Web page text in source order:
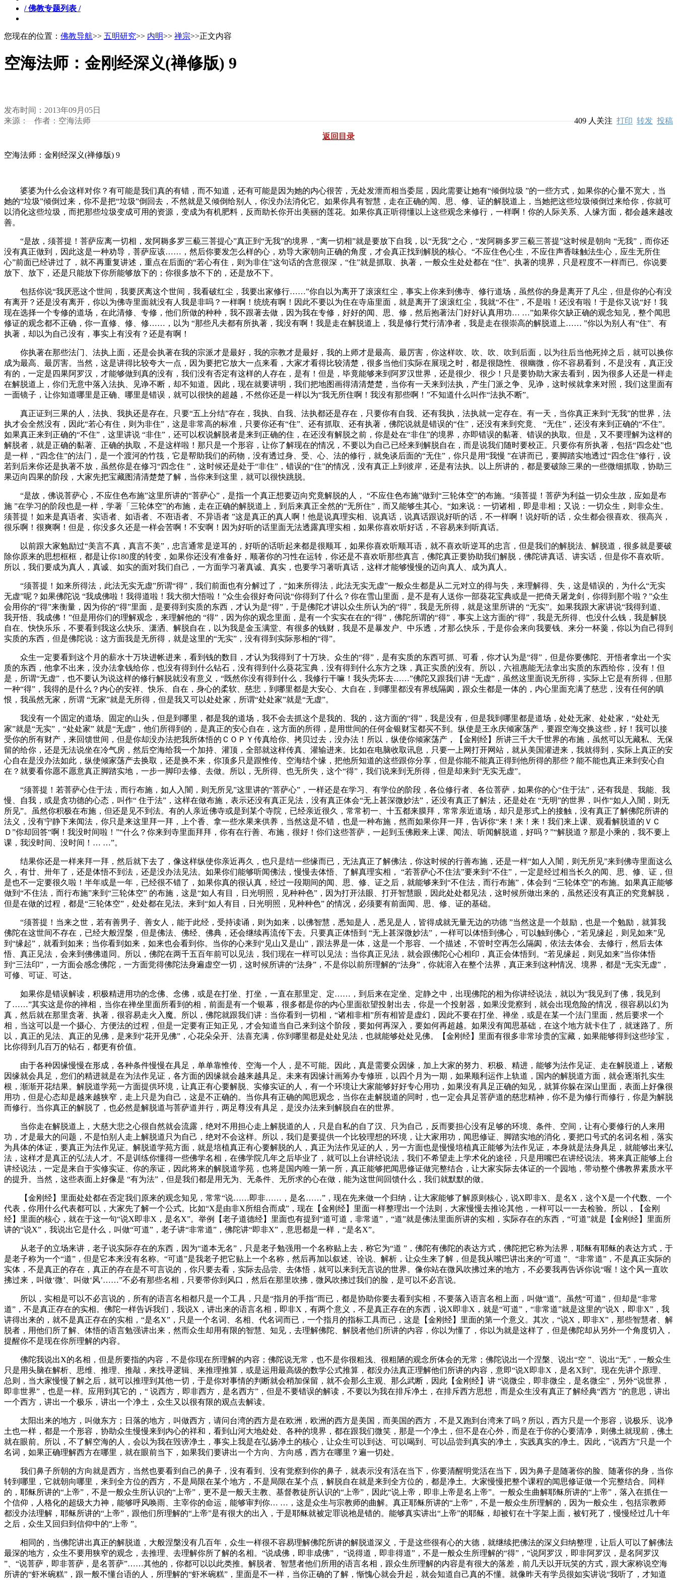
/ 佛教专题列表 /
您现在的位置： 佛教导航>> 五明研究>> 内明>> 禅宗>>正文内容
空海法师：金刚经深义(禅修版) 9
发布时间：2013年09月05日
来源： 作者：空海法师
409人关注 打印 转发 投稿
返回目录
空海法师：金刚经深义(禅修版) 9
婆婆为什么会这样对你？有可能是我们真的有错，而不知道，还有可能是因为她的内心很苦，无处发泄而相当委屈，因此需要让她有“倾倒垃圾 ”的一些方式，如果你的心量不宽大，当
她的“垃圾”倾倒过来，你不是把“垃圾”倒回去，不然就是又倾倒给别人，你没办法消化它。如果你具有智慧，走在正确的闻、思、修、证的解脱道上，当她把这些垃圾倾倒过来给你，你就可
以消化这些垃圾，而把那些垃圾变成可用的资源，变成为有机肥料，反而助长你开出美丽的莲花。如果你真正听得懂以上这些观念来修行，一样啊！你的人际关系、人缘方面，都会越来越改
善。
“是故，须菩提！菩萨应离一切相，发阿耨多罗三藐三菩提心”真正到“无我”的境界，“离一切相”就是要放下自我，以“无我”之心，“发阿耨多罗三藐三菩提”这时候是朝向 “无我”，而你还
没有真正做到，因此这是一种劝导，菩萨应该……，然后你要发怎么样的心，劝导大家朝向正确的角度，才会真正找到解脱的核心。“不应住色心生，不应住声香味触法生心，应生无所住
心”前面已经讲过了，就不再重复讲述，重点在后面的“若心有住，则为非住”这句话的含意很深，“住”就是抓取、执著，一般众生处处都在 “住”、执著的境界，只是程度不一样而已。你说要
放下、放下，还是只能放下你所能够放下的；你很多放不下的，还是放不下。
包括你说“我厌恶这个世间，我要厌离这个世间，我看破红尘，我要出家修行……”你自以为离开了滚滚红尘，事实上你来到佛寺、修行道场，虽然你的身是离开了凡尘，但是你的心有没
有离开？还是没有离开，你以为佛寺里面就没有人我是非吗？一样啊！统统有啊！因此不要以为住在寺庙里面，就是离开了滚滚红尘，我就“不住”，不是啦！还没有啦！于是你又说“好！我
现在选择一个专修的道场，在此清修、专修，他们所做的种种，我不跟著去做，因为我在专修，好好的闻、思、修，然后抱著法门好好认真用功… …”如果你欠缺正确的观念知见，整个闻思
修证的观念都不正确，你一直修、修、修……，以为 “那些凡夫都有所执著，我没有啊！我是走在解脱道上，我是修行梵行清净者，我是走在很崇高的解脱道上…… ”你以为别人有“住”、有
执著，却以为自己没有，事实上有没有？还是有啊！
你执著在那些法门、法执上面，还是会执著在我的宗派才是最好，我的宗教才是最好，我的上师才是最高、最厉害，你这样吹、吹、吹、吹到后面，以为往后当他死掉之后，就可以换你
成为最高、最厉害。当然，这是讲得比较夸大一点，因为要把它放大一点来看，大家才看得比较清楚，很多当他们实际在展现之时，都是很隐性、很幽微，你不容易看到，不是没有，真正没
有的，一定是四果阿罗汉，才能够做到真的没有，我们没有否定有这样的人存在，是有！但是，毕竟能够来到阿罗汉世界，还是很少、很少！只是要协助大家去看到，因为很多人还是一样走
在解脱道上，你们无意中落入法执、见诤不断，却不知道。因此，现在就要讲明，我们把地图画得清清楚楚，当你有一天来到法执，产生门派之争、见诤，这时候就拿来对照，我们这里面有
一面镜子，让你知道哪里是正确、哪里是错误，就可以很快的超越，不然你还是一样以为“我无所住啊！我没有那些啊！”不知道什么叫作“法执不断”。
真正证到三果的人，法执、我执还是存在。只要“五上分结”存在，我执、自我、法执都还是存在，只要你有自我、还有我执，法执就一定存在。有一天，当你真正来到“无我”的世界，法
执才会全然没有，因此“若心有住，则为非住”，这是非常高的标准，只要你还有“住”、还有抓取、还有执著，佛陀说就是错误的“住”，还没有来到究竟、 “无住”，还没有来到正确的“不住”。
如果真正来到正确的“不住”，这里讲说 “非住”，还可以权说解脱者是来到正确的住，在还没有解脱之前，你是处在“非住”的境界，亦即错误的黏著、错误的执取。但是，又不要理解为这样的
解脱者，就是正确的黏著、正确的执取，不是这样啦！那只是一个形容，让你了解现在的情况，不要以为自己已经来到解脱自在，而是说我们随时要校正。只要你有所执著，包括“四念处”也
是一样，“四念住”的法门，是一个渡河的竹筏，它是帮助我们的药物，没有透过身、受、心、法的修行，就免谈后面的“无住”，你只是用“我慢 ”在讲而已，要脚踏实地透过“四念住”修行，设
若到后来你还是执著不放，虽然你是在修习“四念住 ”，这时候还是处于“非住”，错误的“住”的情况，没有真正上到彼岸，还是有法执。以上所讲的，都是要破除三果的一些微细抓取，协助三
果迈向四果的阶段，大家先把宝藏图清清楚楚了解，当你来到这里，就可以很快跳脱。
“是故，佛说菩萨心，不应住色布施”这里所讲的“菩萨心”，是指一个真正想要迈向究竟解脱的人， “不应住色布施”做到“三轮体空”的布施。“须菩提！菩萨为利益一切众生故，应如是布
施 ”在学习的阶段也是一样，学著「三轮体空”的布施，走在正确的解脱道上，到后来真正全然的“无所住”，而又能够生其心。“如来说：一切诸相，即是非相；又说：一切众生，则非众生。
须菩提！如来是真语者、实语者、如语者、不诳语者、不异语者 ”这是真正的真人啊！他是说真理实相、说真话，说真话跟说好听的话，不一样啊！说好听的话，众生都会很喜欢、很高兴，
很乐啊！很爽啊！但是，你没多久还是一样会苦啊！不安啊！因为好听的话里面无法透露真理实相，如果你喜欢听好话，不容易来到听真话。
以前跟大家勉励过“美言不真，真言不美”，忠言通常是逆耳的，好听的话听起来都是很顺耳，如果你喜欢听顺耳语，就不喜欢听逆耳的忠言，但是我们的解脱法、解脱道，很多就是要破
除你原来的思想框框，都是让你180度的转变，如果你还没有准备好，顺著你的习性在运转，你还是不喜欢听那些真言，佛陀真正要协助我们解脱，佛陀讲真话、讲实话，但是你不喜欢听。
所以，我们要成为真人，真诚、如实的面对我们自己，一方面学习著真诚、真实，也要学习著听真话，这样才能够慢慢的迈向真人、成为真人。
“须菩提！如来所得法，此法无实无虚”所谓“得”，我们前面也有分解过了，“如来所得法，此法无实无虚”一般众生都是从二元对立的得与失，来理解得、失，这是错误的，为什么“无实
无虚”呢？如果佛陀说 “我成佛啦！我得道啦！我大彻大悟啦！”众生会很好奇问说“你得到了什么？你在雪山里面，是不是有人送你一部葵花宝典或是一把倚天屠龙剑，你得到那个啦？”众生
会用你的“得”来衡量，因为你的“得”里面，是要得到实质的东西，才认为是“得”，于是佛陀才讲以众生所认为的“得”，我是无所得，就是这里所讲的 “无实”。如果我跟大家讲说“我得到道、
我开悟、我成佛！”但是用你们的理解观念，来理解他的 “得”，因为你的观念里面，是有一个实实在在的“得”，佛陀所谓的“得”，事实上这方面的“得”，我是无所得、也没什么钱，我是解脱
自在、快快乐乐，不要看到我这么快乐、潇洒、解脱自在，以为我是金玉满堂、有很多的钱财，我是不是暴发户、中乐透，才那么快乐，于是你会来向我要钱、来分一杯羹，你以为自己得到
实质的东西，但是佛陀说：这方面我是无所得，就是这里的“无实”，没有得到实际形相的“得”。
众生一定要看到这个月的薪水十万块进帐进来，看到钱的数目，才认为我得到了十万块。众生的“得”，是有实质的东西可抓、可看，你才认为是“得”，但是你要佛陀、开悟者拿出一个实
质的东西，他拿不出来，没办法拿钱给你，也没有得到什么钻石，没有得到什么葵花宝典，没有得到什么东方之珠，真正实质的没有。所以，六祖惠能无法拿出实质的东西给你，没有！但
是，所谓“无虚”，也不要认为说这样的修行解脱就没有意义，“既然你没有得到什么，我修行干嘛！我头壳坏去……”佛陀又跟我们讲 “无虚”，虽然这里面说无所得，实际上它是有所得，但那
一种“得”，我得的是什么？内心的安祥、快乐、自在，身心的柔软、慈悲，到哪里都是大安心、大自在，到哪里都没有界线隔阂，跟众生都是一体的，内心里面充满了慈悲，没有任何的嗔
恨，我虽然无家，所谓 “无家”就是无所得，但是我又可以处处家，所谓“处处家”就是“无虚”。
我没有一个固定的道场、固定的山头，但是到哪里，都是我的道场，我不会去抓这个是我的、我的，这方面的“得”，我是没有，但是我到哪里都是道场，处处无家、处处家，“处处无
家”就是“无实”，“处处家” 就是“无虚”，他们所得到的，是真正的安心自在，这方面的所得，是用世间的任何金银财宝都买不到。纵使是王永庆倾家荡产，要跟空海交换这些，好！我可以接
受你的所有财产，来回馈世间，但是你却没办法把我所体悟的ＣＯＰＹ传真给你、拷贝过去，没办法！所以，纵使你倾家荡产，【金刚经】所讲三千大千世界的布施，虽然可以无藏私、无保
留的给你，还是无法说坐在冷气房，然后空海给我一个加持、灌顶，全部就这样传真、灌输进来。比如在电脑收取讯息，只要一上网打开网站，就从美国灌进来，我就得到，实际上真正的安
心自在是没办法如此，纵使倾家荡产去换取，还是换不来，你顶多只是跟惟传、空海结个缘，把他所知道的这些跟你分享，但是你能不能真正得到他所得的那些？能不能也真正来到安心自
在？就要看你愿不愿意真正脚踏实地，一步一脚印去修、去做。所以，无所得、也无所失，这个“得”，我们说来到无所得，但是却来到“无实无虚”。
“须菩提！若菩萨心住于法，而行布施，如人入闇，则无所见”这里讲的“菩萨心”，一样还是在学习、有学位的阶段，各位修行者、各位菩萨，如果你的心“住于法”，还有我是、我能、我
慢、自我，或是贪功德的心态，叫作“ 住于法”，这样在做布施，表示还没有真正见法，没有真正体会“无上甚深微妙法”，还没有真正了解法，还是处在 “无明”的世界，叫作“如人入闇，则无
所见”。虽然你积极在布施，但还是见不到法。有的人亲近佛寺或是到某个寺院，已经亲近很久，常常初一、十五都来膜拜，常常亲近道场，却只是形式上的接触，没有真正了解佛陀所讲的
法义，没有宁静下来闻法，你只是来这里拜一拜，上个香、拿一些水果来供养，当然这是不错，也是一种布施，然而如果你拜一拜，告诉你“来！来！来！我们来上课、观看解脱道的ＶＣ
Ｄ”你却回答“啊！我没时间啦！”“什么？你来到寺里面拜拜，你有在行善、布施，很好！你们这些菩萨，一起到玉佛殿来上课、闻法、听闻解脱道，好吗？”“解脱道？那是小乘的，我不要上
课，我没时间、没时间！… …”。
结果你还是一样来拜一拜，然后就下去了，像这样纵使你亲近再久，也只是结一些缘而已，无法真正了解佛法，你这时候的行善布施，还是一样“如人入闇，则无所见”来到佛寺里面这么
久，有廿、卅年了，还是体悟不到法，还是没办法见法。如果你们能够听闻佛法，慢慢去体悟、了解真理实相， “若菩萨心不住法”要来到“不住”，一定是经过相当长久的闻、思、修、证，但
是也不一定要很久啦！半年或是一年，已经很不错了，如果你真的很认真，经过一段期间的闻、思、修、证之后，就能够来到“不住法，而行布施”，体会到 “三轮体空”的布施。如果真正能够
做到“不住法，而行布施”来到“三轮体空” 的布施，这是“如人有目，日光明照，见种种色”，因为打开法眼、打开智慧眼，因此处处都见法，这时候所做出来的，虽然还没有真正的究竟解脱，
但是在做的过程，都是“三轮体空”，处处都在见法。来到“如人有目，日光明照，见种种色” 的情况，必须要有前面闻、思、修、证的基础。
“须菩提！当来之世，若有善男子、善女人，能于此经，受持读诵，则为如来，以佛智慧，悉知是人，悉见是人，皆得成就无量无边的功德 ”当然这是一个鼓励，也是一个勉励，就算我
佛陀在这世间不存在，已经大般涅槃，但是佛法、佛经、佛典，还会继续再流传下去。只要真正体悟到 “无上甚深微妙法”，一样可以体悟到佛心，可以触到佛心，“若见缘起，则见如来”见
到“缘起”，就看到如来；当你看到如来，如来也会看到你。当你的心来到“见山又是山”，跟法界是一体，这是一个形容、一个描述，不管时空再怎么隔阂，依法去体会、去修行，然后去体
悟、真正见法，会来到佛佛道同。所以，佛陀在两千五百年前可以见法，我们现在一样可以见法；当你真正见法，就会跟佛陀心心相印，真正会体悟到。“若见缘起，则见如来”当你体悟
到“三法印”，一方面会感念佛陀，一方面觉得佛陀法身遍虚空一切，这时候所讲的“法身”，不是你以前所理解的“法身”，你就溶入在整个法界，真正来到这种情况、境界，都是“无实无虚”，
可修、可证、可达。
如果你是错误解读，积极精进用功的念佛、念佛，或是在打坐、打坐，一直在那里定、定……，到后来在定坐、定静之中，出现佛陀的相为你讲经说法，就以为“我见到了佛，我见到
了……”其实这是你的禅相，当你在禅坐里面所看到的相，前面是有一个银幕，很多都是你的内心里面欲望投射出去，你是一个投射器，如果没觉察到，就会出现危险的情况，很容易以幻为
真，然后就在那里贪著、执著，很容易走火入魔。所以，佛陀就跟我们讲：当你看到一切相，“诸相非相”所有相皆是虚幻，因此不要在打坐、禅坐，或是在某一个法门里面，然后要求一个
相，当这可以是一个摄心、方便法的过程，但是一定要有正知正见，才会知道当自己来到这个阶段，要如何再深入，要如何再超越。如果没有闻思基础，在这个地方就卡住了，就迷路了。所
以，真正的见法、真正的见佛，是来到“花开见佛”，心花朵朵开、法喜充满，你到哪里都是处处见法，也就能够处处见佛。【金刚经】里面有很多非常珍贵的宝藏，如果能够得到这些珍宝，
比你得到几百万的钻石，都更有价值。
由于各种因缘慢慢在形成，各种条件慢慢在具足，单单靠惟传、空海一个人，是不可能。因此，真是需要众因缘，加上大家的努力、积极、精进，能够为法作见证、走在解脱道上，诸般
因缘就会具足，您们的精进就是在为法作见证，各方面的因缘就会越来越具足。未来有因缘计画筹办专修班，以四个月为一期，如果顺利运作上轨道，国内的解脱道方面，就会逐渐扎实生
根，渐渐开花结果。解脱道学苑一方面提供环境，让真正有心要解脱、实修实证的人，有一个环境让大家能够好好专心用功，如果没有具足正确的知见，就算你躲在深山里面，表面上好像很
用功，但是心态却是越来越狭窄，走上只是为自己，这是不正确的。当你具有正确的闻思观念，当你在走解脱道的同时，也一定会具足菩萨道的慈悲精神，你不是为修行而修行，你是为解脱
而修行。当你真正的解脱了，也必然是解脱道与菩萨道并行，两足尊没有具足，是没办法来到解脱自在的世界。
当你走在解脱道上，大慈大悲之心很自然就会流露，绝对不用担心走上解脱道的人，只是自私的自了汉、只为自己，反而要担心没有足够的环境、条件、空间，让有心要修行的人来用
功，才是最大的问题，不是怕别人走上解脱道只为自己，绝对不会这样。所以，我们是要提供一个比较理想的环境，让大家用功，闻思修证、脚踏实地的消化，要把口号式的名词名相，落实
为具体的体证，要真正为法作见证。解脱道学苑方面，就是培植真正有心要解脱的人，真正为法作见证的人，另一方面也是慢慢培植真正能够为法作见证，本身就是法身具足，就能够出来弘
法，这样才是真正的弘法人才。不是训练你懂得一些佛学名相，在佛学院几年之后毕业了，就可以上台讲经说法，我们不希望走上学术化的途径，只是用嘴巴在讲经说法。将来真正能够上台
讲经说法，一定是来自于实修实证、你的亲证，因此将来的解脱道学苑，也将是国内唯一第一所，真正能够把闻思修证做完整结合，让大家实际去体证的一个园地，带动整个佛教界素质水平
的提升。当然，这些表面上好像是 “有为法”，但是我们都是用无为、无条件、无所求的心在做，能为这世间回馈什么，我们就默默的做。
【金刚经】里面处处都在否定我们原来的观念知见，常常“说……即非……，是名……”，现在先来做一个归纳，让大家能够了解原则核心，说X即非X、是名X，这个X是一个代数、一个
代表，你用什么代表都可以，大家先了解一个公式。比如“X是由非X所组合而成”，现在【金刚经】里面一样整理出一个法则，大家慢慢去推论其他，一样可以一一去检验。所以，【金刚
经】里面的核心，就在于这一句“说X即非X，是名X”。举例【老子道德经】里面也有提到“道可道，非常道”，“道”就是佛法里面所讲的实相，实际存在的东西，“可道”就是【金刚经】里面所
讲的“说X”，我说出它是什么，叫做“可道”，老子讲“非常道”，佛陀讲“即非X”，意思都是一样，“是名X”。
从老子的立场来讲，老子说实际存在的东西，因为“道本无名”，只是老子勉强用一个名称贴上去，称它为“道 ”，佛陀有佛陀的表达方式，佛陀把它称为法界，耶稣有耶稣的表达方式，于
是老子称为一个“道”，但是它本来没有名称。“可道”是我老子把它贴上一个名称，然后再加以叙述、诠说、解析，让众生来了解，但是我从嘴巴讲出来的“可道 ”、“非常道”，不是真正实际的
实体，不是真正的存在，真正的存在是不可言说的，你只要去看，实际去品尝、去体悟，就可以来到无言说的世界。像你站在微风吹拂过来的地方，不必要我再告诉你说“喔！这个风一直吹
拂过来，叫做‘微’、叫做‘风’……”不必有那些名相，只要带你到风口，然后在那里吹拂，微风吹拂过我们的脸，是可以不必言说。
所以，实相是可以不必言说的，所有的语言名相都只是一个工具，只是“指月的手指”而已，都是协助你要去看到实相，不要落入语言名相上面，叫做“道”。虽然“可道”，但却是“非常
道”，不是真正存在的实相。佛陀一样告诉我们，我说X，讲出来的语言名相，即非X，有两个意义，不是真正存在的东西，说X即非X，就是“可道”，“非常道”就是这里的“说X，即非X”，我
讲得出来的，就不是真正存在的实相，“是名X”，只是一个名词、名相、代名词而已，一个指月的指标工具而已，这是【金刚经】里面的第一个意义。其次，“说X，即非X”，那些智慧者、解
脱者，用他们所了解、体悟的语言勉强讲出来，然而众生却用有限的智慧、知见，去理解佛陀、解脱者他们所讲的内容，你以为懂了，你以为就是这样了，但是佛陀却从另外一个角度切入，
提醒你不是现在你所理解的内容。
佛陀我说出X的名相，但是所要指的内容，不是你现在所理解的内容；佛陀说无常，也不是你很粗浅、很粗陋的观念所体会的无常；佛陀说出一个涅槃、说出“空 ”、说出“无”，一般众生
只是用头脑在解析、思维、推理、推敲，来找寻逻辑、来推理推算，或是运用最高级的数学公式推算，都没办法真正理解他们所讲的内容，意即“说X即非X，是名X到”。现在先讲个原理、
总则，当大家慢慢了解之后，就可以推理到其他一切，于是你对事情的判断就会稍加保留，就不会那么主观、那么武断，因此【金刚经】讲 “说微尘，即非微尘，是名微尘”，另外“说世界，
即非世界”，也是一样。应用到其它的，“ 说西方，即非西方，是名西方”，但是不要错误的解读，不要以为我在排斥净土，在排斥西方思想，而是众生没有真正了解经典“西方 ”的意思，讲出
一个西方，讲出一个极乐，讲出一个净土，众生又以很有限的观点去解读。
太阳出来的地方，叫做东方；日落的地方，叫做西方，请问台湾的西方是在欧洲，欧洲的西方是美国，而美国的西方，不是又跑到台湾来了吗？所以，西方只是一个形容，说极乐、说净
土也一样，都是一个形容，协助众生慢慢来到内心的祥和，看到山河大地处处、各种的境界，都在跟我们微笑，那是一个净土，但不是在心外，而是在于你的心要清净，则佛土就现前，佛土
就在眼前。所以，不了解空海的人，会以为我在毁谤净土，事实上我是在弘扬净土的核心，让众生可以到达、可以喝到、可以品尝到真实的净土，实践真实的净土。因此，“说西方”只是一个
名词，如果正确理解西方在哪里，就在眼前当下，如果我们要讲出一个方向、方向感，西方在哪里？遍一切处。
我们鼻子所朝的方向就是西方，当然也要看到自己的鼻子，没有看到、没有觉察到你的鼻子，就表示没有活在当下，你要清醒明觉活在当下，因为鼻子是随著你的脸、随著你的身，当你
转到哪里，它就朝向哪里，来到全方位的西方，不是局限在某个地方，不是局限在某个点，解脱自在就是来到全方位的，都是净土。大家慢慢把整个课程的闻思修证做一个完整结合。同样
的，耶稣所讲的“上帝”，不是一般众生所认识的“上帝”，更不是一般天主教、基督教徒所认识的“上帝”，因此“说上帝，即非上帝是名上帝”。一般众生曲解耶稣所讲的“上帝”，落入在抓住一
个信仰，人格化的超级大力神，能够呼风唤雨、主宰你的命运，能够审判你… …，这是众生与宗教师的曲解。真正耶稣所讲的“上帝”，不是一般众生所理解的，因为一般众生，包括宗教师
都没办法理解，耶稣所讲的“上帝”，跟他们所理解的“上帝”是有很大的出入，于是耶稣就被定罪说祂是错的。能够真实讲出“上帝”的耶稣，却被钉在十字架上面，被钉死了，慢慢经过几十年
之后，众生又回归到信仰中的“上帝 ”。
相同的，当佛陀讲出真正的解脱道，大般涅槃没有几百年，众生一样很不容易理解佛陀所讲的解脱道深义，于是这些很有心的大德，就继续把佛法的深义归纳整理，让后人可以了解佛法
最深的地方，众生不要用狭窄的观念，去推理、去理解你所了解的名相。“说成佛，即非成佛”， “说得道，即非得道”，不是一般众生所理解的“得”，“说阿罗汉，即非阿罗汉，是名阿罗汉
”、“说菩萨，即非菩萨，是名菩萨”……其他的，你都可以以此类推。解脱者、智慧者他们所用的语言名相，跟众生所理解的内容是有很大的落差，前几天以开玩笑的方式，跟大家称说空海
所讲的“虾米碗糕”，跟一般不懂台语的人，所理解的“虾米碗糕”，里面是不一样，当你正确的了解，惭愧心就会升起，就会知道自己真的不懂。就像昨天有学员很如实讲说“我听了，才知道